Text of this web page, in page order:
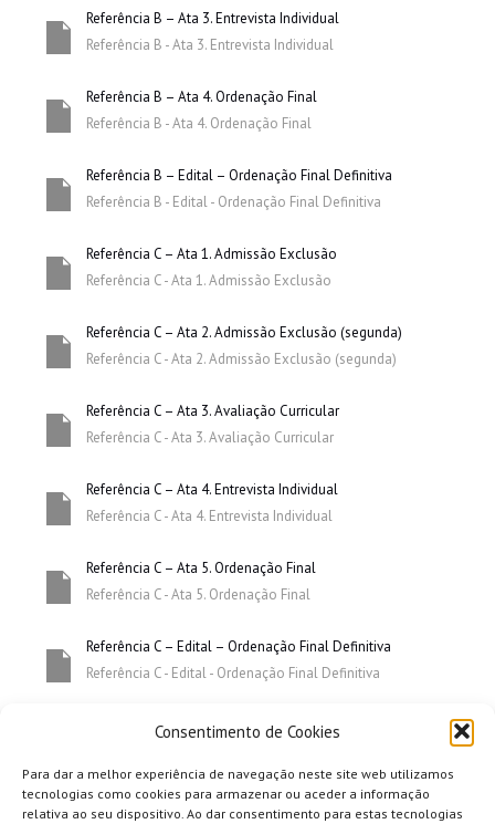
Consentimento de Cookies
Para dar a melhor experiência de navegação neste site web utilizamos
tecnologias como cookies para armazenar ou aceder a informação
relativa ao seu dispositivo. Ao dar consentimento para estas tecnologias
Referência B – Ata 3. Entrevista Individual
Referência B - Ata 3. Entrevista Individual
Referência B – Ata 4. Ordenação Final
Referência B - Ata 4. Ordenação Final
Referência B – Edital – Ordenação Final Definitiva
Referência B - Edital - Ordenação Final Definitiva
Referência C – Ata 1. Admissão Exclusão
Referência C - Ata 1. Admissão Exclusão
Referência C – Ata 2. Admissão Exclusão (segunda)
Referência C - Ata 2. Admissão Exclusão (segunda)
Referência C – Ata 3. Avaliação Curricular
Referência C - Ata 3. Avaliação Curricular
Referência C – Ata 4. Entrevista Individual
Referência C - Ata 4. Entrevista Individual
Referência C – Ata 5. Ordenação Final
Referência C - Ata 5. Ordenação Final
Referência C – Edital – Ordenação Final Definitiva
Referência C - Edital - Ordenação Final Definitiva